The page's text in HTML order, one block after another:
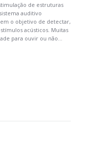
de estruturas
auditivo
o objetivo de detectar,
acústicos. Muitas
para ouvir ou não...